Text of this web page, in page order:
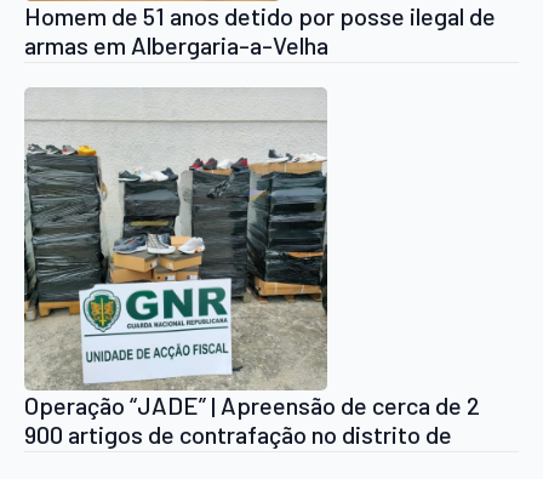
Homem de 51 anos detido por posse ilegal de
armas em Albergaria-a-Velha
Operação “JADE” | Apreensão de cerca de 2
900 artigos de contrafação no distrito de